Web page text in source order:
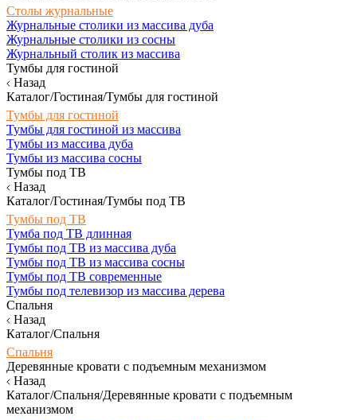
Столы журнальные
Журнальные столики из массива дуба
Журнальные столики из сосны
Журнальный столик из массива
Тумбы для гостиной
Назад
Каталог/Гостиная/Тумбы для гостиной
Тумбы для гостиной
Тумбы для гостиной из массива
Тумбы из массива дуба
Тумбы из массива сосны
Тумбы под ТВ
Назад
Каталог/Гостиная/Тумбы под ТВ
Тумбы под ТВ
Тумба под ТВ длинная
Тумбы под ТВ из массива дуба
Тумбы под ТВ из массива сосны
Тумбы под ТВ современные
Тумбы под телевизор из массива дерева
Спальня
Назад
Каталог/Спальня
Спальня
Деревянные кровати с подъемным механизмом
Назад
Каталог/Спальня/Деревянные кровати с подъемным
механизмом